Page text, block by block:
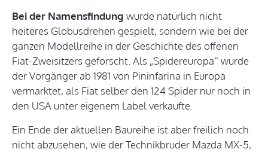
Bei der Namensfindung wurde natürlich nicht
heiteres Globusdrehen gespielt, sondern wie bei der
ganzen Modellreihe in der Geschichte des offenen
Fiat-Zweisitzers geforscht. Als „Spidereuropa“ wurde
der Vorgänger ab 1981 von Pininfarina in Europa
vermarktet, als Fiat selber den 124 Spider nur noch in
den USA unter eigenem Label verkaufte.
Ein Ende der aktuellen Baureihe ist aber freilich noch
nicht abzusehen, wie der Technikbruder Mazda MX-5,